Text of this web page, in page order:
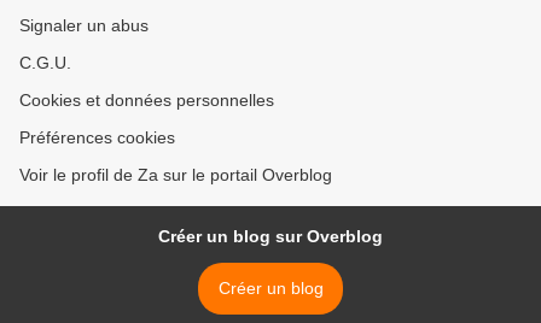
Signaler un abus
C.G.U.
Cookies et données personnelles
Préférences cookies
Voir le profil de Za sur le portail Overblog
Créer un blog sur Overblog
Créer un blog